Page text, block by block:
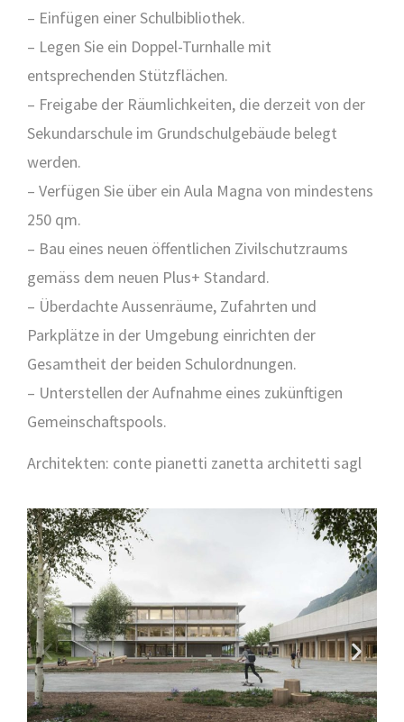
– Einfügen einer Schulbibliothek.
– Legen Sie ein Doppel-Turnhalle mit
entsprechenden Stützflächen.
– Freigabe der Räumlichkeiten, die derzeit von der
Sekundarschule im Grundschulgebäude belegt
werden.
– Verfügen Sie über ein Aula Magna von mindestens
250 qm.
– Bau eines neuen öffentlichen Zivilschutzraums
gemäss dem neuen Plus+ Standard.
– Überdachte Aussenräume, Zufahrten und
Parkplätze in der Umgebung einrichten der
Gesamtheit der beiden Schulordnungen.
– Unterstellen der Aufnahme eines zukünftigen
Gemeinschaftspools.
Architekten: conte pianetti zanetta architetti sagl